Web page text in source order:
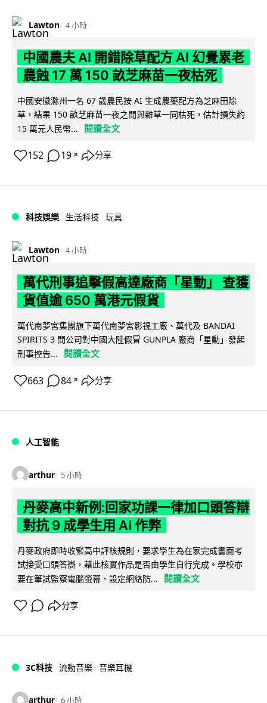
Lawton 4 小時
中國農夫 AI 開錯除草配方 AI 幻覺累老
農蝕 17 萬 150 畝芝麻苗一夜枯死
中國安徽滁州一名 67 歲農民按 AI 生成農藥配方為芝麻田除
草，結果 150 畝芝麻苗一夜之間與雜草一同枯死，估計損失約
15 萬元人民幣...
閱讀全文
152 19 ↗ 分享
科技娛樂 生活科技 玩具
Lawton 4 小時
萬代刑事追擊假高達廠商「星動」 查獲
貨值逾 650 萬港元假貨
萬代南夢宮集團旗下萬代南夢宮影視工廠、萬代及 BANDAI
SPIRITS 3 間公司對中國大陸假冒 GUNPLA 廠商「星動」發起
刑事控告...
閱讀全文
663 84 ↗ 分享
人工智能
arthur 5 小時
丹麥高中新例:回家功課一律加口頭答辯
對抗 9 成學生用 AI 作弊
丹麥政府即時收緊高中評核規則，要求學生為在家完成書面考
試接受口頭答辯，藉此核實作品是否由學生自行完成。學校亦
要在筆試監察電腦螢幕、設定網絡防...
閱讀全文
分享
3C科技 流動音樂 音樂耳機
arthur 6 小時